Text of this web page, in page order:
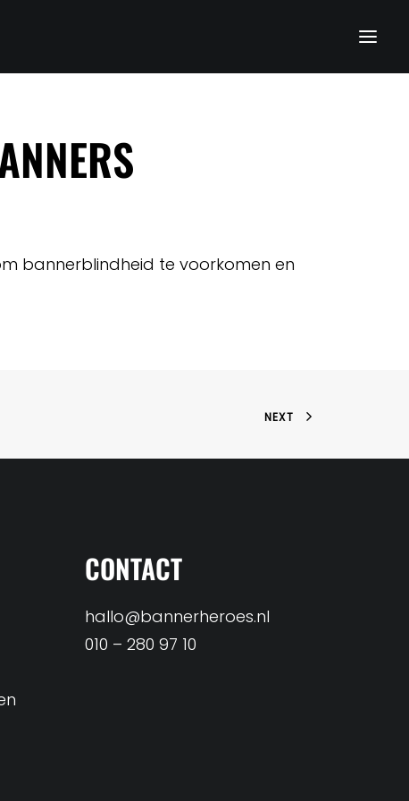
bannerblindheid te voorkomen en
NEXT
CONTACT
hallo@bannerheroes.nl
010 – 280 97 10